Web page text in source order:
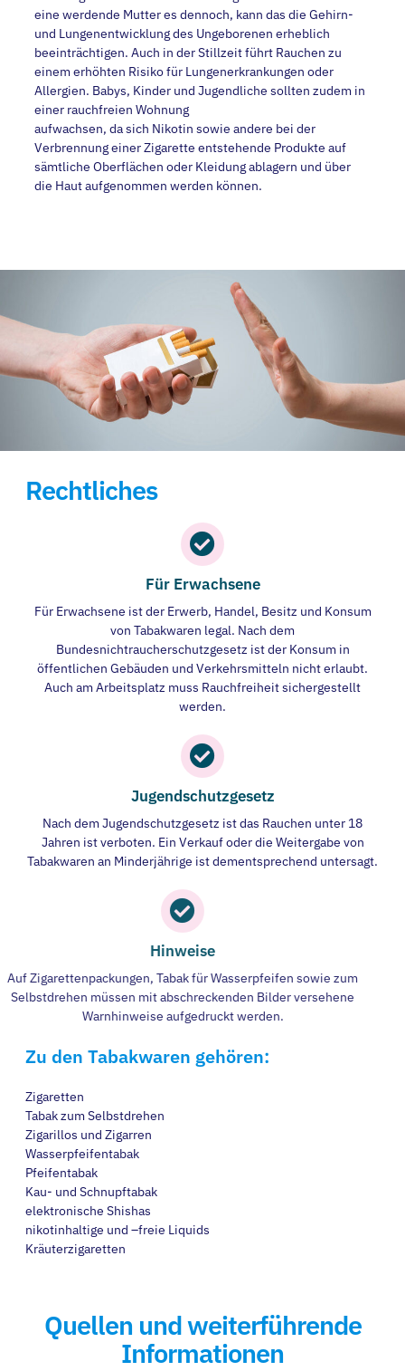
eine werdende Mutter es dennoch, kann das die Gehirn-
und Lungenentwicklung des Ungeborenen erheblich
beeinträchtigen. Auch in der Stillzeit führt Rauchen zu
einem erhöhten Risiko für Lungenerkrankungen oder
Allergien. Babys, Kinder und Jugendliche sollten zudem in
einer rauchfreien Wohnung
aufwachsen, da sich Nikotin sowie andere bei der
Verbrennung einer Zigarette entstehende Produkte auf
sämtliche Oberflächen oder Kleidung ablagern und über
die Haut aufgenommen werden können.
Rechtliches
Für Erwachsene
Für Erwachsene ist der Erwerb, Handel, Besitz und Konsum
von Tabakwaren legal. Nach dem
Bundesnichtraucherschutzgesetz ist der Konsum in
öffentlichen Gebäuden und Verkehrsmitteln nicht erlaubt.
Auch am Arbeitsplatz muss Rauchfreiheit sichergestellt
werden.
Jugendschutzgesetz
Nach dem Jugendschutzgesetz ist das Rauchen unter 18
Jahren ist verboten. Ein Verkauf oder die Weitergabe von
Tabakwaren an Minderjährige ist dementsprechend untersagt.
Hinweise
Auf Zigarettenpackungen, Tabak für Wasserpfeifen sowie zum
Selbstdrehen müssen mit abschreckenden Bilder versehene
Warnhinweise aufgedruckt werden.
Zu den Tabakwaren gehören:
Zigaretten
Tabak zum Selbstdrehen
Zigarillos und Zigarren
Wasserpfeifentabak
Pfeifentabak
Kau- und Schnupftabak
elektronische Shishas
nikotinhaltige und –freie Liquids
Kräuterzigaretten
Quellen und weiterführende
Informationen